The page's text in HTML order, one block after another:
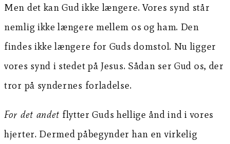
Men det kan Gud ikke længere. Vores synd står
nemlig ikke længere mellem os og ham. Den
findes ikke længere for Guds domstol. Nu ligger
vores synd i stedet på Jesus. Sådan ser Gud os, der
tror på syndernes forladelse.
For det andet flytter Guds hellige ånd ind i vores
hjerter. Dermed påbegynder han en virkelig